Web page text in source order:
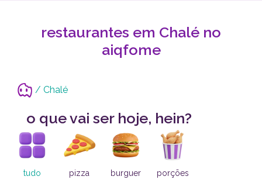
restaurantes em Chalé no
aiqfome
/ Chalé
o que vai ser hoje, hein?
tudo pizza burguer porções